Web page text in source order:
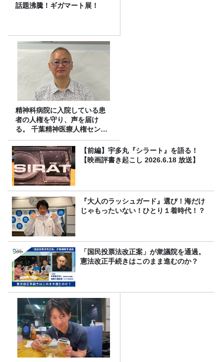
話題沸騰！ギガマート展！
精神科病院に入院している患
者の人権を守り、声を届け
る。 千葉精神医療人権センタ
ーの取り組み
【前編】宇多丸『シラート』を語る！
【映画評書き起こし 2026.6.18 放送】
『大人のラッシュガード』選び！海だけ
じゃもったいない！ひとり１着時代！？
「国民投票法改正案」が衆議院を通過。
憲法改正手続きはこのまま進むのか？